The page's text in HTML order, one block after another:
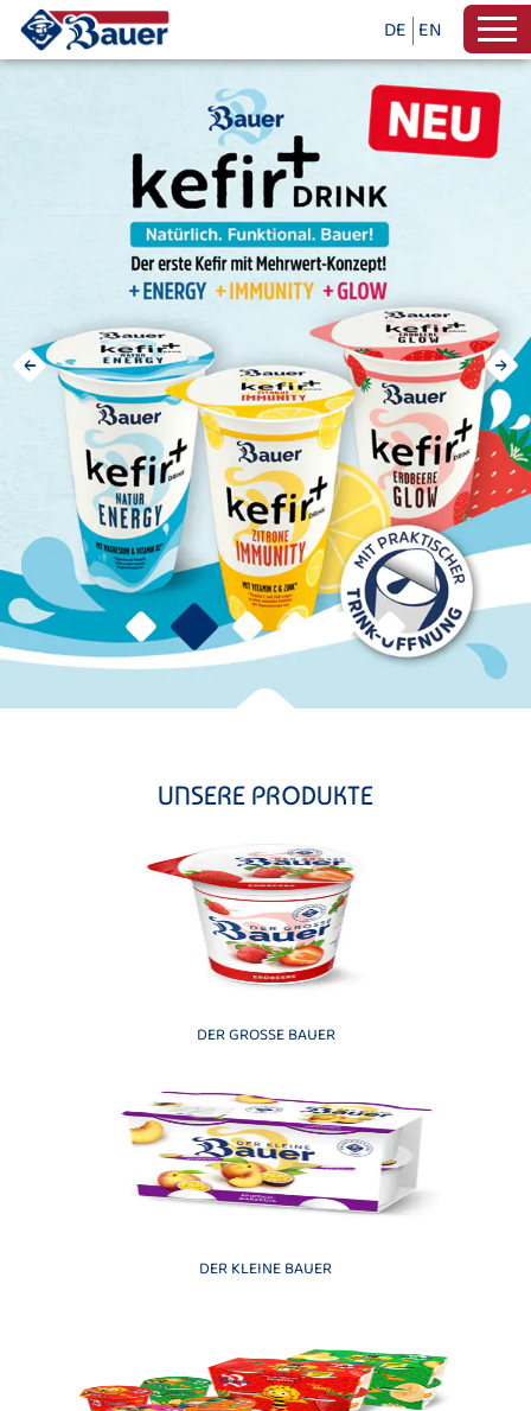
DE EN
UNSERE PRODUKTE
DER GROSSE BAUER
DER KLEINE BAUER